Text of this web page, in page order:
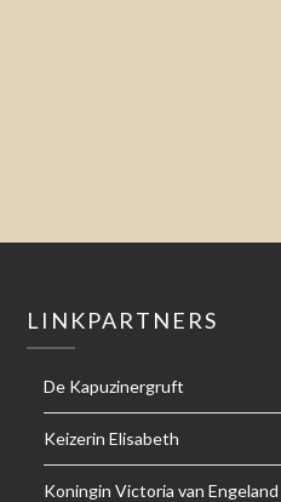
LINKPARTNERS
De Kapuzinergruft
Keizerin Elisabeth
Koningin Victoria van Engeland